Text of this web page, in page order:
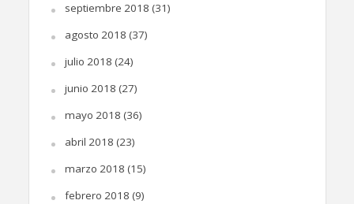
septiembre 2018 (31)
agosto 2018 (37)
julio 2018 (24)
junio 2018 (27)
mayo 2018 (36)
abril 2018 (23)
marzo 2018 (15)
febrero 2018 (9)